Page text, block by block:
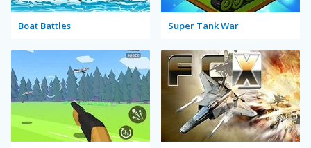
Boat Battles Super Tank War